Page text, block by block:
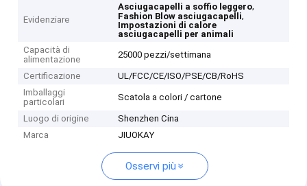
Evidenziare
Asciugacapelli a soffio leggero,
Fashion Blow asciugacapelli,
Impostazioni di calore
asciugacapelli per animali
Capacità di
alimentazione
25000 pezzi/settimana
Certificazione
UL/FCC/CE/ISO/PSE/CB/RoHS
Imballaggi
particolari
Scatola a colori / cartone
Luogo di origine
Shenzhen Cina
Marca
JIUOKAY
Osservi più